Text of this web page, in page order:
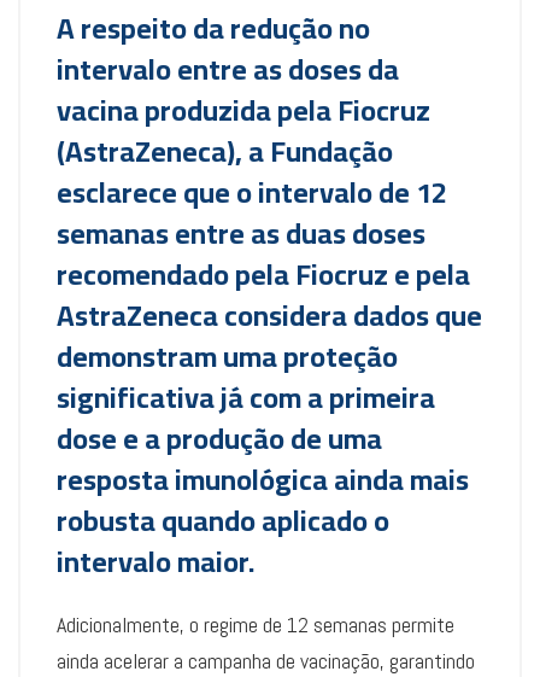
A respeito da redução no
intervalo entre as doses da
vacina produzida pela Fiocruz
(AstraZeneca), a Fundação
esclarece que o intervalo de 12
semanas entre as duas doses
recomendado pela Fiocruz e pela
AstraZeneca considera dados que
demonstram uma proteção
significativa já com a primeira
dose e a produção de uma
resposta imunológica ainda mais
robusta quando aplicado o
intervalo maior.
Adicionalmente, o regime de 12 semanas permite
ainda acelerar a campanha de vacinação, garantindo